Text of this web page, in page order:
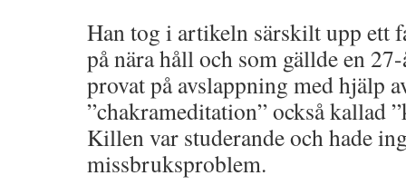
Han tog i artikeln särskilt upp ett
på nära håll och som gällde en
provat på avslappning med hjälp
”chakrameditation” också kallad
Killen var studerande och hade
missbruksproblem.